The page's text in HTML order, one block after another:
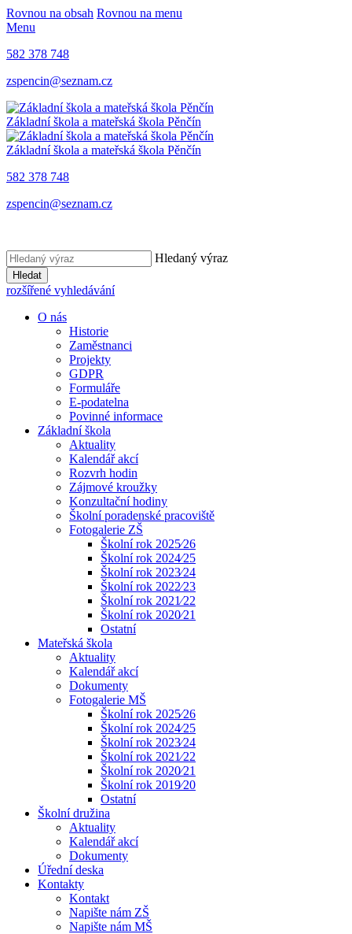
Rovnou na obsah Rovnou na menu
Menu
582 378 748
zspencin@seznam.cz
Základní škola a mateřská škola Pěnčín
Základní škola a mateřská škola Pěnčín
582 378 748
zspencin@seznam.cz
Hledaný výraz
Hledat
rozšířené vyhledávání
O nás
Historie
Zaměstnanci
Projekty
GDPR
Formuláře
E-podatelna
Povinné informace
Základní škola
Aktuality
Kalendář akcí
Rozvrh hodin
Zájmové kroužky
Konzultační hodiny
Školní poradenské pracoviště
Fotogalerie ZŠ
Školní rok 2025⁄26
Školní rok 2024⁄25
Školní rok 2023⁄24
Školní rok 2022⁄23
Školní rok 2021⁄22
Školní rok 2020⁄21
Ostatní
Mateřská škola
Aktuality
Kalendář akcí
Dokumenty
Fotogalerie MŠ
Školní rok 2025⁄26
Školní rok 2024⁄25
Školní rok 2023⁄24
Školní rok 2021⁄22
Školní rok 2020⁄21
Školní rok 2019⁄20
Ostatní
Školní družina
Aktuality
Kalendář akcí
Dokumenty
Úřední deska
Kontakty
Kontakt
Napište nám ZŠ
Napište nám MŠ